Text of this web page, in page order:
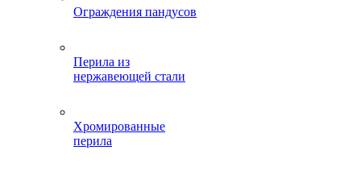
Ограждения пандусов
Перила из
нержавеющей стали
Хромированные
перила